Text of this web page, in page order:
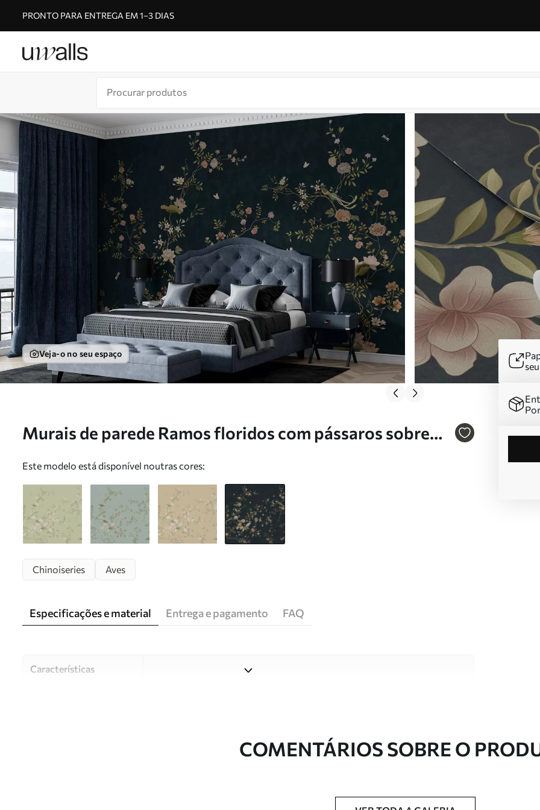
PRONTO PARA ENTREGA EM 1–3 DIAS
Veja-o no seu espaço
Murais de parede Ramos floridos com pássaros sobre
Este modelo está disponível noutras cores:
Chinoiseries Aves
Especificações e material Entrega e pagamento FAQ
Características
Estúdio de design UwallsCOMENTÁRIOS SOBRE O